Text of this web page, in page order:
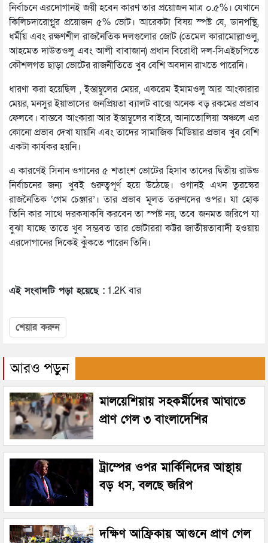
নির্বাচনে এরদোগানই জয়ী হবেন কারণ তার প্রয়োজন মাত্র ০.৫%। যেখানে
কিলিচদারোগ্লুর প্রয়োজন ৫% ভোট। আরেকটা বিষয় স্পষ্ট যে, ডানপন্থি,
ধর্মীয় এবং রক্ষণশীল রাজনৈতিক দলগুলোর জোট (তেমেল কারামোল্লাওলু,
আহমেত দাউতওলু এবং আলী বাবাজান) প্রধান বিরোধী দল-সিএইচপিতে
কৌশলগত ছাড়া ভোটের রাজনীতিতে খুব বেশি অবদান রাখতে পারেনি।
ধারণা করা হয়েছিল , ইস্তাম্বুলের মেয়র, একরেম ইমামওলু আর আংকারার
মেয়র, মনসুর ইয়াভাসের জনপ্রিয়তা ব্যালট বাক্সে অনেক বড় রকমের প্রভাব
ফেলবে। বাস্তবে আংকারা আর ইস্তাম্বুলের বাইরে, আনাতোলিয়া অঞ্চলে এর
কোনো প্রভাব দেখা যায়নি এবং তাদের সামাজিক মিডিয়ার প্রভাব খুব বেশি
একটা কার্যকর হয়নি।
এ কারণেই সিনান ওগানের ৫ শতাংশ ভোটের হিসাব তাদের দ্বিতীয় রাউন্ড
নির্বাচনের জন্য খুবই গুরুত্বপূর্ণ হয়ে উঠেছে। ওগানই এখন তুরস্কের
রাজনৈতিক ‘গেম চেঞ্জার’। তার প্রভাব মূলত তরুণদের ওপর। যা হোক
তিনি কার সাথে দরকষাকষি করবেন তা স্পষ্ট নয়, তবে জনমত জরিপে যা
বুঝা যাচ্ছে তাতে খুব সম্ভবত তার ভোটাররা কট্টর জাতীয়তাবাদী হওয়ায়
এরদোগানের দিকেই ঝুঁকতে পারেন তিনি।
এই সংবাদটি পড়া হয়েছে : 1.2K বার
শেয়ার করুন
আরও পড়ুন
মালয়েশিয়ায় সহকর্মীদের আঘাতে
প্রাণ গেল ৩ বাংলাদেশির
ট্রাম্পের ওপর মার্কিনিদের আস্থায়
বড় ধস, বলছে জরিপ
দক্ষিণ আফ্রিকায় আগুনে প্রাণ গেল